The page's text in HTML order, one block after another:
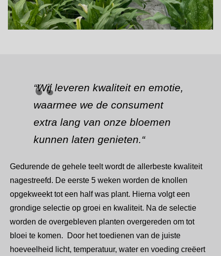
“Wij leveren kwaliteit en emotie,
waarmee we de consument
extra lang van onze bloemen
kunnen laten genieten.“
Gedurende de gehele teelt wordt de allerbeste kwaliteit
nagestreefd. De eerste 5 weken worden de knollen
opgekweekt tot een half was plant. Hierna volgt een
grondige selectie op groei en kwaliteit. Na de selectie
worden de overgebleven planten overgereden om tot
bloei te komen. Door het toedienen van de juiste
hoeveelheid licht, temperatuur, water en voeding creëert